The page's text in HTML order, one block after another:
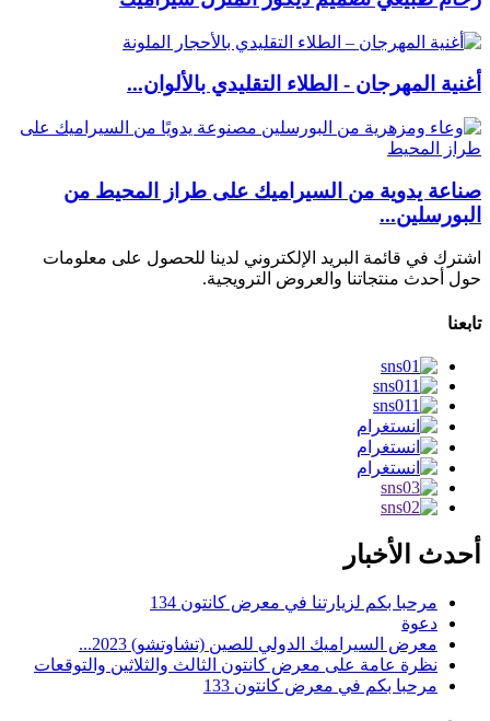
أغنية المهرجان - الطلاء التقليدي بالألوان...
صناعة يدوية من السيراميك على طراز المحيط من
البورسلين...
اشترك في قائمة البريد الإلكتروني لدينا للحصول على معلومات
حول أحدث منتجاتنا والعروض الترويجية.
تابعنا
أحدث الأخبار
مرحبا بكم لزيارتنا في معرض كانتون 134
دعوة
معرض السيراميك الدولي للصين (تشاوتشو) 2023...
نظرة عامة على معرض كانتون الثالث والثلاثين والتوقعات
مرحبا بكم في معرض كانتون 133